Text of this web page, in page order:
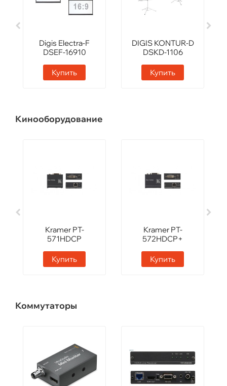
Digis Electra-F
DSEF-16910
Купить
DIGIS KONTUR-D
DSKD-1106
Купить
Кинооборудование
Kramer PT-
571HDCP
Купить
Kramer PT-
572HDCP+
Купить
Коммутаторы